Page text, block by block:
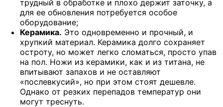
трудный в обработке и плохо держит заточку, а
для ее обновления потребуется особое
оборудование;
Керамика. Это одновременно и прочный, и
хрупкий материал. Керамика долго сохраняет
остроту, но может легко сломаться, просто упав
на пол. Ножи из керамики, как и из титана, не
впитывают запахов и не оставляют
«послевкусий», но при этом стоят дешевле.
Однако от резких перепадов температур они
могут треснуть.